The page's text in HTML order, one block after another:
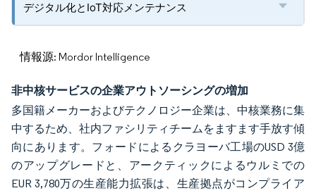
デジタル化とIoT対応メンテナンス
情報源: Mordor Intelligence
非中核サービスの企業アウトソーシングの増加
多国籍メーカーおよびテクノロジー企業は、中核業務に集
中するため、社内ファシリティチームをますます手放す傾
向にあります。フォードによるクラヨーバ工場のUSD 3億
のアップグレードと、アークティックによるウルミでの
EUR 3,780万の生産能力拡張は、生産拠点がコンプライア